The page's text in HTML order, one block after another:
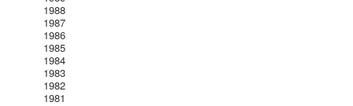
1988
1987
1986
1985
1984
1983
1982
1981